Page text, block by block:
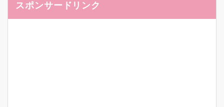
スポンサードリンク